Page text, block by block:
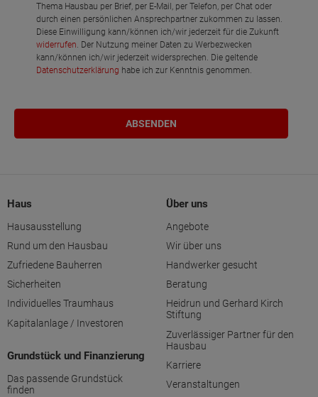
Thema Hausbau per Brief, per E-Mail, per Telefon, per Chat oder
durch einen persönlichen Ansprechpartner zukommen zu lassen.
Diese Einwilligung kann/können ich/wir jederzeit für die Zukunft
widerrufen . Der Nutzung meiner Daten zu Werbezwecken
kann/können ich/wir jederzeit widersprechen. Die geltende
Datenschutzerklärung habe ich zur Kenntnis genommen.
Haus
Hausausstellung
Rund um den Hausbau
Zufriedene Bauherren
Sicherheiten
Individuelles Traumhaus
Kapitalanlage / Investoren
Grundstück und Finanzierung
Das passende Grundstück
finden
Über uns
Angebote
Wir über uns
Handwerker gesucht
Beratung
Heidrun und Gerhard Kirch
Stiftung
Zuverlässiger Partner für den
Hausbau
Karriere
Veranstaltungen